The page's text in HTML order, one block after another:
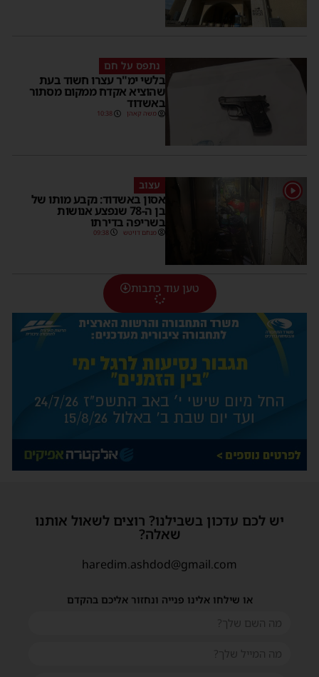
נתפס על חם
בלשי ימ"ר עצרו חשוד בעת
שהוציא אקדח ממקום מסתור
באשדוד
משה קאהן 10:38
עצוב
אסון באשדוד: נקבע מותו של
בן ה-78 שנפצע אנושות
בשריפה בדירתו
מנחם דויטש 09:38
טען עוד כתבות
יש לכם עדכון בשבילנו? רוצים לשאול אותנו
שאלה?
haredim.ashdod@gmail.com
או שילחו אלינו פנייה ונחזור אליכם בהקדם